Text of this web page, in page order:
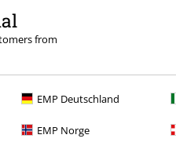
from
EMP Deutschland
EMP Norge